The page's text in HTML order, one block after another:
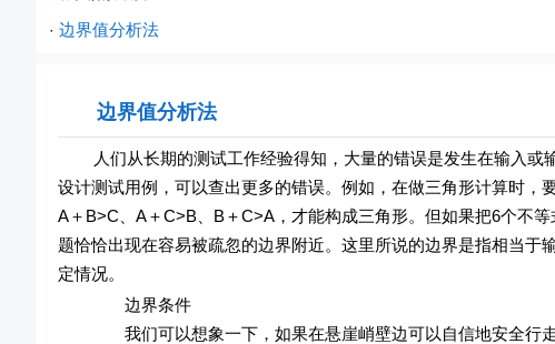
· 边界值分析法
边界值分析法
人们从长期的测试工作经验得知，大量的错误是发生在输入或
设计测试用例，可以查出更多的错误。例如，在做三角形计算时，
A＋B>C、A＋C>B、B＋C>A，才能构成三角形。但如果把6个不
题恰恰出现在容易被疏忽的边界附近。这里所说的边界是指相当
定情况。
边界条件
我们可以想象一下，如果在悬崖峭壁边可以自信地安全行走